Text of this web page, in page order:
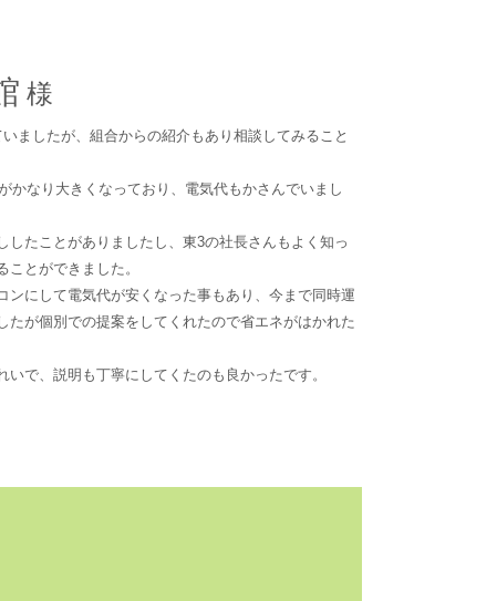
ましたが、組合からの紹介もあり相談してみること
かなり大きくなっており、電気代もかさんでいまし
したことがありましたし、東3の社長さんもよく知っ
とができました。
ンにして電気代が安くなった事もあり、今まで同時運
たが個別での提案をしてくれたので省エネがはかれた
で、説明も丁寧にしてくたのも良かったです。